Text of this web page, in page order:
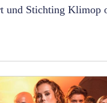
und Stichting Klimop